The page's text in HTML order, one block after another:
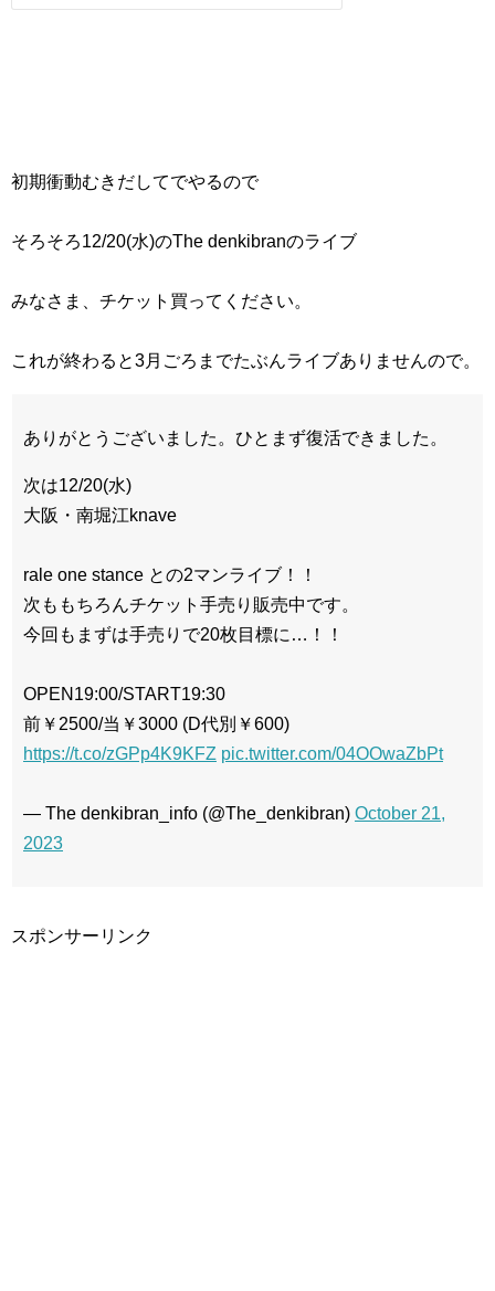
初期衝動むきだしてでやるので
そろそろ12/20(水)のThe denkibranのライブ
みなさま、チケット買ってください。
これが終わると3月ごろまでたぶんライブありませんので。
ありがとうございました。ひとまず復活できました。
次は12/20(水)
大阪・南堀江knave
rale one stance との2マンライブ！！
次ももちろんチケット手売り販売中です。
今回もまずは手売りで20枚目標に…！！
OPEN19:00/START19:30
前￥2500/当￥3000 (D代別￥600)
https://t.co/zGPp4K9KFZ pic.twitter.com/04OOwaZbPt
— The denkibran_info (@The_denkibran) October 21,
2023
スポンサーリンク